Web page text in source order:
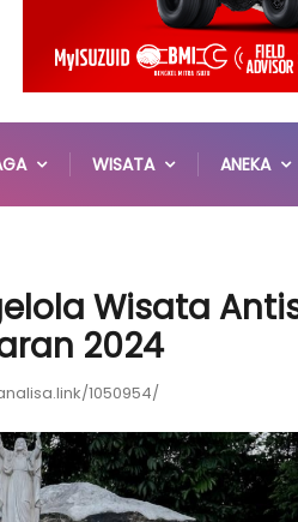
WISATA ANEKA
Wisata
2024
1050954/